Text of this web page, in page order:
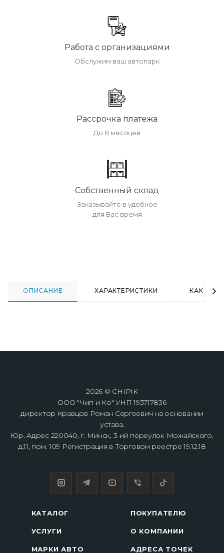
Работа с организациями
Обслужим ваш автопарк
Рассрочка платежа
До 8 месяцев
Собственный склад
Заказывайте в удобное
для Вас время
ОПИСАНИЕ ХАРАКТЕРИСТИКИ КАК
2026 © CHIPIK
ООО "Чип и Ко" УНП 193717836
директор Кравцов Роман Сергеевич на основании
устава.
Юр. Адрес 220040, г. Минск, 3-ий переулок Можайского,
д.11, пом. 109 Регистрация в Торговом реестре 19.12.18
КАТАЛОГ
УСЛУГИ
МАРКИ АВТО
ПОКУПАТЕЛЮ
О КОМПАНИИ
АДРЕСА ТОЧЕК